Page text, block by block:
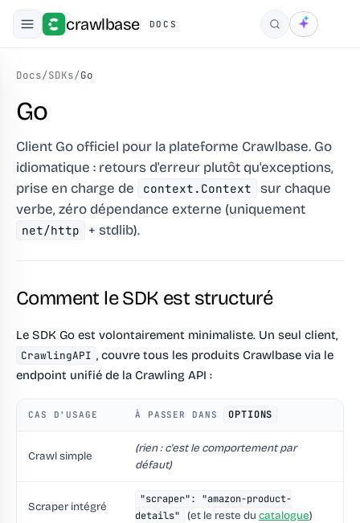
crawlbase DOCS Rechercher
Docs/SDKs/Go
Go
Client Go officiel pour la plateforme Crawlbase. Go
idiomatique : retours d'erreur plutôt qu'exceptions,
prise en charge de
context.Context
sur chaque
verbe, zéro dépendance externe (uniquement
net/http + stdlib).
Comment le SDK est structuré
Le SDK Go est volontairement minimaliste. Un seul client,
CrawlingAPI , couvre tous les produits Crawlbase via le
endpoint unifié de la Crawling API :
CAS D'USAGE À PASSER DANS OPTIONS
Crawl simple
(rien : c'est le comportement par
défaut)
Scraper intégré
"scraper": "amazon-product-
details"
(et le reste du catalogue)